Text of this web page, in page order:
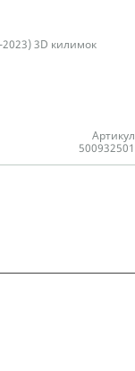
2023) 3D килимок
Артикул
500932501